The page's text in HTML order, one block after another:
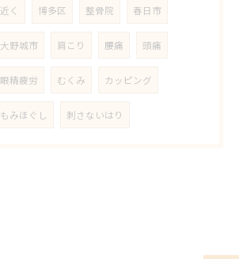
近く 博多区 整骨院 春日市
大野城市 肩こり 腰痛 頭痛
眼精疲労 むくみ カッピング
もみほぐし 刺さないはり